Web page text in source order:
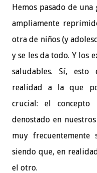
Hemos pasado de
ampliamente
otra de niños (y
y se les da todo. Y los
saludables. Sí,
realidad a la que
crucial: el concepto
denostado en
muy frecuentemente
siendo que, en
el otro.